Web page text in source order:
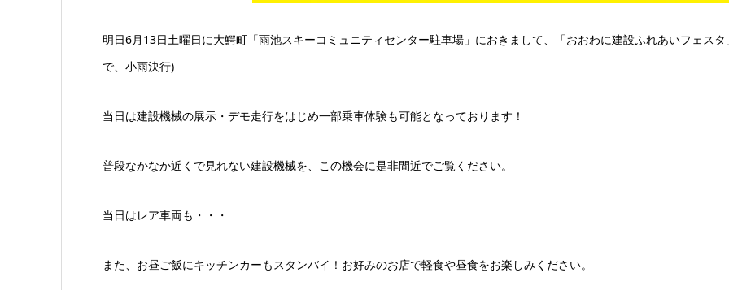
明日6月13日土曜日に大鰐町「雨池スキーコミュニティセンター駐車場」におきまして、「おおわに建設ふれあいフェス
で、小雨決行)
当日は建設機械の展示・デモ走行をはじめ一部乗車体験も可能となっております！
普段なかなか近くで見れない建設機械を、この機会に是非間近でご覧ください。
当日はレア車両も・・・
また、お昼ご飯にキッチンカーもスタンバイ！お好みのお店で軽食や昼食をお楽しみください。